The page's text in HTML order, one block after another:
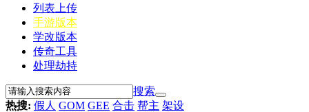
列表上传
手游版本
学改版本
传奇工具
处理劫持
搜索
热搜: 假人 GOM GEE 合击 帮主 架设